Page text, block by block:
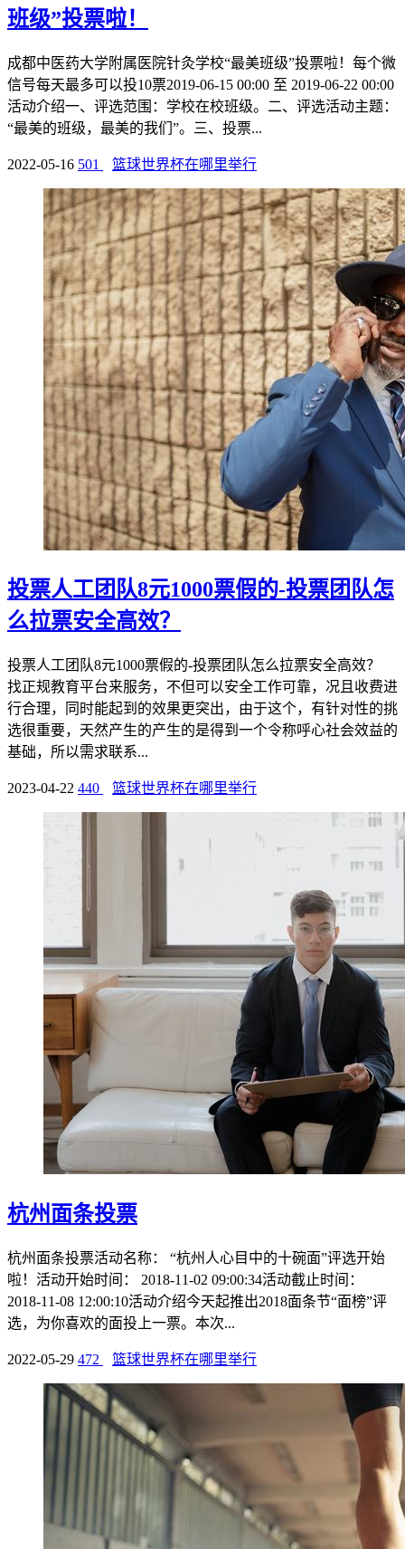
班级”投票啦！
成都中医药大学附属医院针灸学校“最美班级”投票啦！每个微
信号每天最多可以投10票2019-06-15 00:00 至 2019-06-22 00:00
活动介绍一、评选范围：学校在校班级。二、评选活动主题：
“最美的班级，最美的我们”。三、投票...
2022-05-16 501 篮球世界杯在哪里举行
投票人工团队8元1000票假的-投票团队怎
么拉票安全高效？
投票人工团队8元1000票假的-投票团队怎么拉票安全高效？
找正规教育平台来服务，不但可以安全工作可靠，况且收费进
行合理，同时能起到的效果更突出，由于这个，有针对性的挑
选很重要，天然产生的产生的是得到一个令称呼心社会效益的
基础，所以需求联系...
2023-04-22 440 篮球世界杯在哪里举行
杭州面条投票
杭州面条投票活动名称： “杭州人心目中的十碗面”评选开始
啦！活动开始时间： 2018-11-02 09:00:34活动截止时间：
2018-11-08 12:00:10活动介绍今天起推出2018面条节“面榜”评
选，为你喜欢的面投上一票。本次...
2022-05-29 472 篮球世界杯在哪里举行